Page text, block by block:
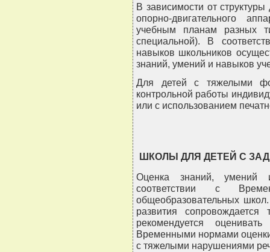
В зависимости от
опорно-двигательного
учебным планам разных
специальной). В
навыков школьников
знаний, умений и навыков
Для детей с тяжелыми
контрольной работы
или с использованием
ШКОЛЫ ДЛЯ ДЕТЕЙ С
Оценка знаний, умений
соответствии с
общеобразовательных
развития
рекомендуется
Временными нормами
с тяжелыми нарушениями